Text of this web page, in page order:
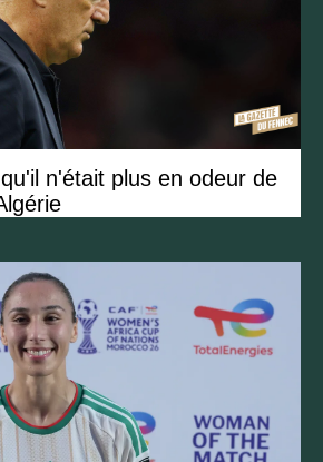
n'était plus en odeur de